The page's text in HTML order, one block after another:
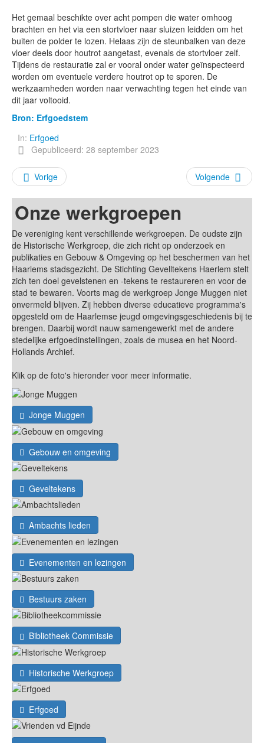
Het gemaal beschikte over acht pompen die water omhoog
brachten en het via een stortvloer naar sluizen leidden om het
buiten de polder te lozen. Helaas zijn de steunbalken van deze
vloer deels door houtrot aangetast, evenals de stortvloer zelf.
Tijdens de restauratie zal er vooral onder water geïnspecteerd
worden om eventuele verdere houtrot op te sporen. De
werkzaamheden worden naar verwachting tegen het einde van
dit jaar voltooid.
Bron: Erfgoedstem
In: Erfgoed
Gepubliceerd: 28 september 2023
Vorige Volgende
Onze werkgroepen
De vereniging kent verschillende werkgroepen. De oudste zijn
de Historische Werkgroep, die zich richt op onderzoek en
publikaties en Gebouw & Omgeving op het beschermen van het
Haarlems stadsgezicht. De Stichting Gevelltekens Haerlem stelt
zich ten doel gevelstenen en -tekens te restaureren en voor de
stad te bewaren. Voorts mag de werkgroep Jonge Muggen niet
onvermeld blijven. Zij hebben diverse educatieve programma's
opgesteld om de Haarlemse jeugd omgevingsgeschiedenis bij te
brengen. Daarbij wordt nauw samengewerkt met de andere
stedelijke erfgoedinstellingen, zoals de musea en het Noord-
Hollands Archief.
Klik op de foto's hieronder voor meer informatie.
Jonge Muggen
Gebouw en omgeving
Geveltekens
Ambachts lieden
Evenementen en lezingen
Bestuurs zaken
Bibliotheek Commissie
Historische Werkgroep
Erfgoed